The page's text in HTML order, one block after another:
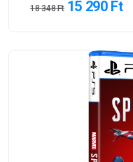
18 348 Ft 15 290 Ft